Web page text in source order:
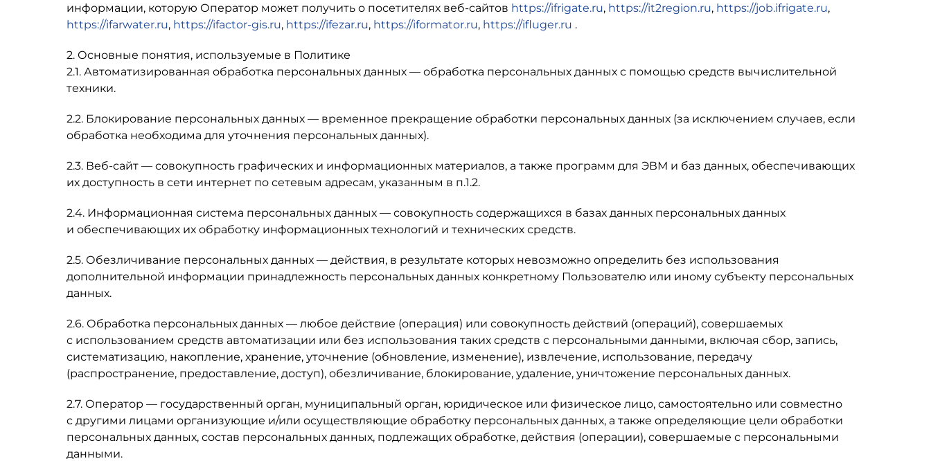
информации, которую Оператор может получить о посетителях веб-сайтов https://ifrigate.ru, https://it2region.ru, https://job.ifrigate.ru,
https://ifarwater.ru, https://ifaсtor-gis.ru, https://ifezar.ru, https://iformator.ru, https://ifluger.ru .
2. Основные понятия, используемые в Политике
2.1. Автоматизированная обработка персональных данных — обработка персональных данных с помощью средств вычислительной
техники.
2.2. Блокирование персональных данных — временное прекращение обработки персональных данных (за исключением случаев, если
обработка необходима для уточнения персональных данных).
2.3. Веб-сайт — совокупность графических и информационных материалов, а также программ для ЭВМ и баз данных, обеспечивающих
их доступность в сети интернет по сетевым адресам, указанным в п.1.2.
2.4. Информационная система персональных данных — совокупность содержащихся в базах данных персональных данных
и обеспечивающих их обработку информационных технологий и технических средств.
2.5. Обезличивание персональных данных — действия, в результате которых невозможно определить без использования
дополнительной информации принадлежность персональных данных конкретному Пользователю или иному субъекту персональных
данных.
2.6. Обработка персональных данных — любое действие (операция) или совокупность действий (операций), совершаемых
с использованием средств автоматизации или без использования таких средств с персональными данными, включая сбор, запись,
систематизацию, накопление, хранение, уточнение (обновление, изменение), извлечение, использование, передачу
(распространение, предоставление, доступ), обезличивание, блокирование, удаление, уничтожение персональных данных.
2.7. Оператор — государственный орган, муниципальный орган, юридическое или физическое лицо, самостоятельно или совместно
с другими лицами организующие и/или осуществляющие обработку персональных данных, а также определяющие цели обработки
персональных данных, состав персональных данных, подлежащих обработке, действия (операции), совершаемые с персональными
данными.